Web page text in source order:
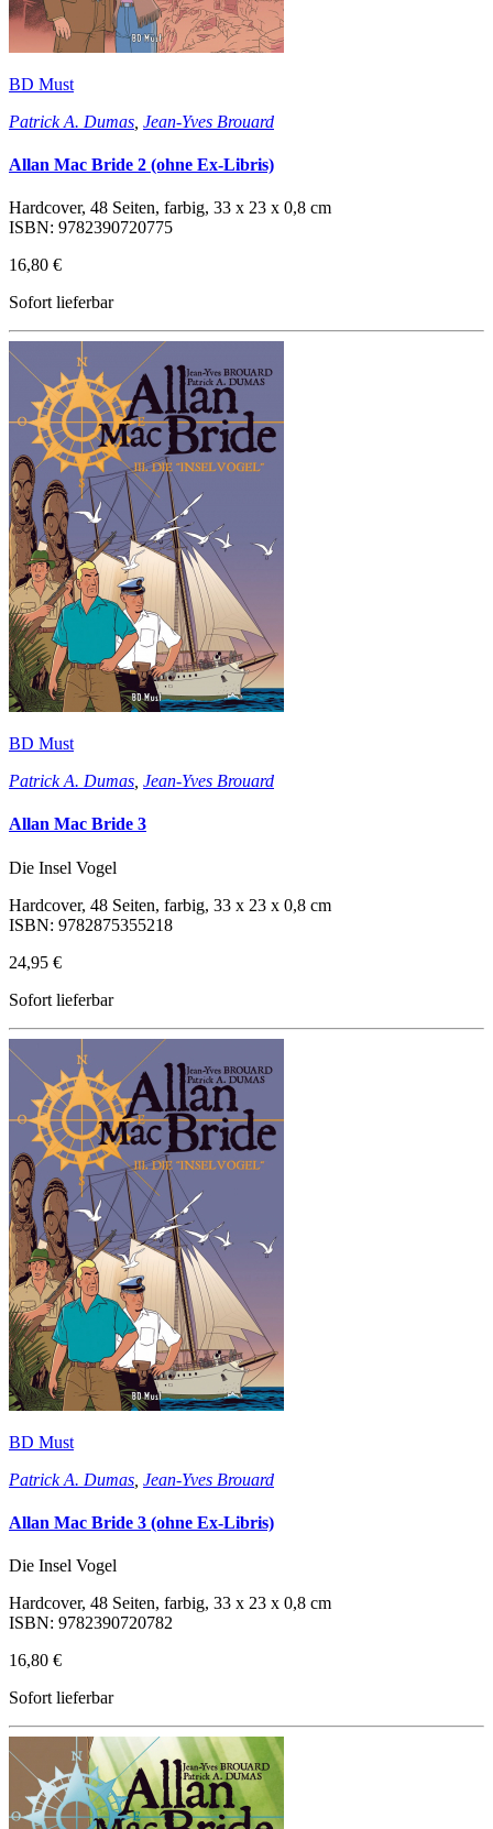
BD Must
Patrick A. Dumas Jean-Yves Brouard
Allan Mac Bride 2 (ohne Ex-Libris)
Hardcover, 48 Seiten, farbig, 33 x 23 x 0,8 cm
ISBN: 9782390720775
16,80 €
Sofort lieferbar
BD Must
Patrick A. Dumas Jean-Yves Brouard
Allan Mac Bride 3
Die Insel Vogel
Hardcover, 48 Seiten, farbig, 33 x 23 x 0,8 cm
ISBN: 9782875355218
24,95 €
Sofort lieferbar
BD Must
Patrick A. Dumas Jean-Yves Brouard
Allan Mac Bride 3 (ohne Ex-Libris)
Die Insel Vogel
Hardcover, 48 Seiten, farbig, 33 x 23 x 0,8 cm
ISBN: 9782390720782
16,80 €
Sofort lieferbar